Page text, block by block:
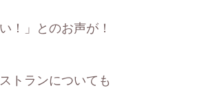
！」とのお声が！
トランについても